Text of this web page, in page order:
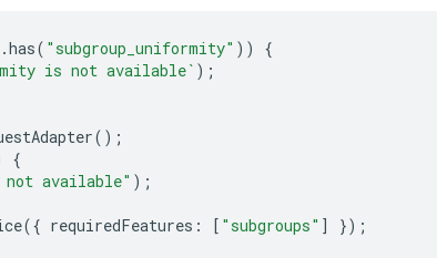
.has( "subgroup_uniformity" ))
{
is not available` );
();
{
not available" );
({ requiredFeatures : [ "subgroups" ] });